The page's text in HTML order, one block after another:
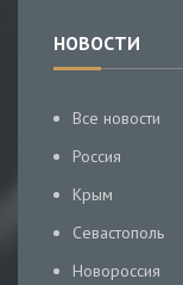
НОВОСТИ
Все новости
Россия
Крым
Севастополь
Новороссия